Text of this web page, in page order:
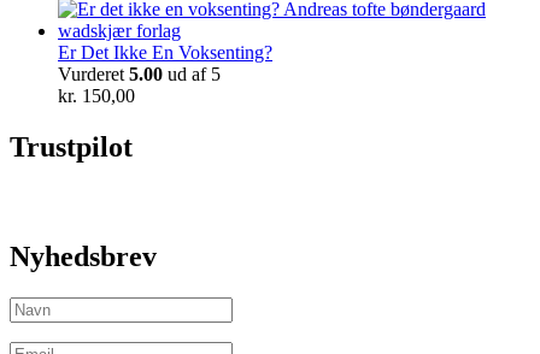
Er Det Ikke En Voksenting?
Vurderet 5.00 ud af 5
kr. 150,00
Trustpilot
Nyhedsbrev